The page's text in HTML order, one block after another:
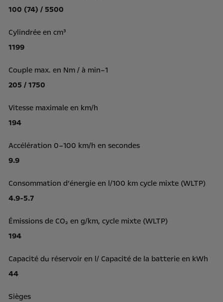
100 (74) / 5500
Cylindrée en cm³
1199
Couple max. en Nm / à min–1
205 / 1750
Vitesse maximale en km/h
194
Accélération 0–100 km/h en secondes
9.9
Consommation d’énergie en l/100 km cycle mixte (WLTP)
4.9-5.7
Émissions de CO₂ en g/km, cycle mixte (WLTP)
194
Capacité du réservoir en l/ Capacité de la batterie en kWh
44
Sièges